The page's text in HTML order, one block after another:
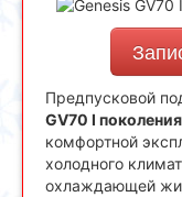
Предпусковой
GV70 I
комфортной
холодного
охлаждающей